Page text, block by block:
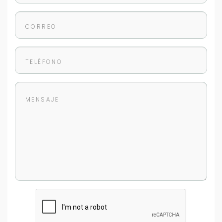
Para responderte
No compartimos tu información ni enviamos spam.
Solo los usamos para responder tu consulta.